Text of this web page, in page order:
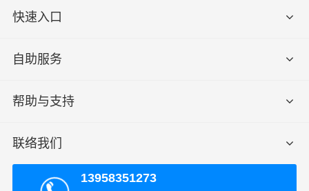
快速入口
自助服务
帮助与支持
联络我们
13958351273